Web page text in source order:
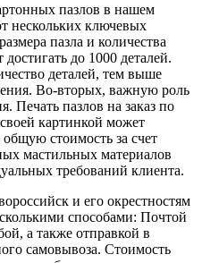
пазлов в нашем
нескольких ключевых
пазла и количества
до 1000 деталей.
деталей, тем выше
Во-вторых, важную роль
Печать пазлов на заказ по
картинкой может
стоимость за счет
мастильных материалов
требований клиента.
и его окрестностям
способами: Почтой
а также отправкой в
самовывоза. Стоимость